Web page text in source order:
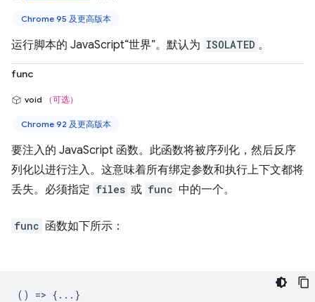
Chrome 95 及更高版本
运行脚本的 JavaScript“世界”。默认为 ISOLATED 。
func
void （可选）
Chrome 92 及更高版本
要注入的 JavaScript 函数。此函数将被序列化，然后反序
列化以进行注入。这意味着所有绑定参数和执行上下文都将
丢失。必须指定 files 或 func 中的一个。
func 函数如下所示：
() => {...}